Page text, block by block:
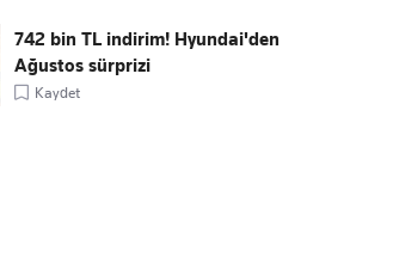
742 bin TL indirim! Hyundai'den
Ağustos sürprizi
Kaydet